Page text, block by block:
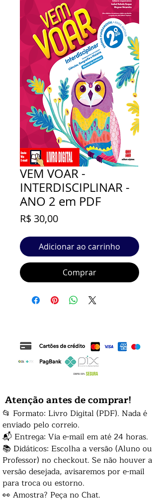
VEM VOAR -
INTERDISCIPLINAR -
ANO 2 em PDF
R$ 30,00Preço
Adicionar ao carrinho
Comprar
Atenção antes de comprar!
📂 Formato: Livro Digital (PDF). Nada é
enviado pelo correio.
📬 Entrega: Via e-mail em até 24 horas.
📚 Didáticos: Escolha a versão (Aluno ou
Professor) no checkout. Se não houver a
versão desejada, avisaremos por e-mail
para troca ou estorno.
👀 Amostra? Peça no Chat.